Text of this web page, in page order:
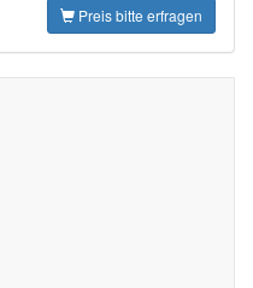
Preis bitte erfragen